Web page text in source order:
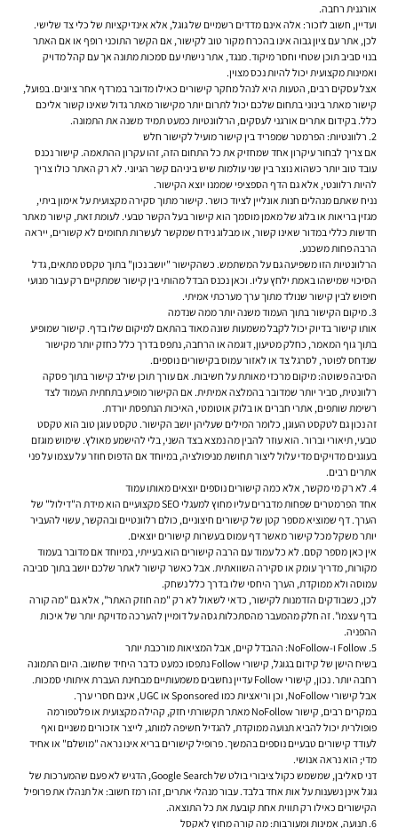
אורגנית רחבה.
ועדיין, חשוב לזכור: אלה אינם מדדים רשמיים של גוגל, אלא אינדיקציות של כלי צד שלישי.
לכן, אתר עם ציון גבוה אינו בהכרח מקור טוב לקישור, אם הקשר התוכני רופף או אם האתר
בנוי סביב תוכן שטחי וחסר מיקוד. מנגד, אתר נישתי עם סמכות מתונה אך עם קהל מדויק
ואמינות מקצועית יכול להיות נכס מצוין.
אצל עסקים רבים, הטעות היא לנהל מחקר קישורים כאילו מדובר במרדף אחר ציונים. בפועל,
קישור מאתר בינוני בתחום שלכם יכול לתרום יותר מקישור מאתר גדול שאינו קשור אליכם
כלל. בקידום אתרים אורגני לעסקים, הרלוונטיות כמעט תמיד משנה את התמונה.
2. רלוונטיות: הפרמטר שמפריד בין קישור מועיל לקישור חלש
אם צריך לבחור עיקרון אחד שמחזיק את כל התחום הזה, זהו עקרון ההתאמה. קישור נכנס
עובד טוב יותר כשהוא נוצר בין שני עולמות שיש ביניהם קשר הגיוני. לא רק האתר כולו צריך
להיות רלוונטי, אלא גם הדף הספציפי שממנו יוצא הקישור.
נניח שאתם מנהלים חנות אונליין לציוד כושר. קישור מתוך סקירה מקצועית על אימון ביתי,
מגזין בריאות או בלוג של מאמן מוסמך הוא קישור בעל הקשר טבעי. לעומת זאת, קישור מאתר
חדשות כללי במדור שאינו קשור, או מבלוג נידח שמקשר לעשרות תחומים לא קשורים, ייראה
הרבה פחות משכנע.
הרלוונטיות הזו משפיעה גם על המשתמש. כשהקישור "יושב נכון" בתוך טקסט מתאים, גדל
הסיכוי שמישהו באמת ילחץ עליו. וכאן נכנס הבדל מהותי בין קישור שמתקיים רק עבור מנועי
חיפוש לבין קישור שנולד מתוך ערך מערכתי אמיתי.
3. מיקום הקישור בתוך העמוד משנה יותר ממה שנדמה
אותו קישור בדיוק יכול לקבל משמעות שונה מאוד בהתאם למיקום שלו בדף. קישור שמופיע
בתוך גוף המאמר, כחלק מטיעון, דוגמה או הרחבה, נתפס בדרך כלל כחזק יותר מקישור
שנדחס לפוטר, לסרגל צד או לאזור עמוס בקישורים נוספים.
הסיבה פשוטה: מיקום מרכזי מאותת על חשיבות. אם עורך תוכן שילב קישור בתוך פסקה
רלוונטית, סביר יותר שמדובר בהמלצה אמיתית. אם הקישור מופיע בתחתית העמוד לצד
רשימת שותפים, אתרי חברים או בלוק אוטומטי, האיכות הנתפסת יורדת.
זה נכון גם לטקסט העוגן, כלומר המילים שעליהן יושב הקישור. טקסט עוגן טוב הוא טקסט
טבעי, תיאורי וברור. הוא עוזר להבין מה נמצא בצד השני, בלי להישמע מאולץ. שימוש מוגזם
בעוגנים מדויקים מדי עלול ליצור תחושת מניפולציה, במיוחד אם הדפוס חוזר על עצמו על פני
אתרים רבים.
4. לא רק מי מקשר, אלא כמה קישורים נוספים יוצאים מאותו עמוד
אחד הפרמטרים שפחות מדברים עליו מחוץ למעגלי SEO מקצועיים הוא מידת ה"דילול" של
הערך. דף שמוציא מספר קטן של קישורים חיצוניים, כולם רלוונטיים ובהקשר, עשוי להעביר
יותר משקל מכל קישור מאשר דף עמוס בעשרות קישורים יוצאים.
אין כאן מספר קסם. לא כל עמוד עם הרבה קישורים הוא בעייתי, במיוחד אם מדובר בעמוד
מקורות, מדריך עומק או סקירה השוואתית. אבל כאשר קישור לאתר שלכם יושב בתוך סביבה
עמוסה ולא ממוקדת, הערך היחסי שלו בדרך כלל נשחק.
לכן, כשבודקים הזדמנות לקישור, כדאי לשאול לא רק "מה חוזק האתר", אלא גם "מה קורה
בדף עצמו". זה חלק מהמעבר מהסתכלות גסה על דומיין להערכה מדויקת יותר של איכות
ההפניה.
5. Follow ו-NoFollow: ההבדל קיים, אבל המציאות מורכבת יותר
בשיח הישן של קידום בגוגל, קישורי Follow נתפסו כמעט כדבר היחיד שחשוב. היום התמונה
רחבה יותר. נכון, קישורי Follow עדיין נחשבים משמעותיים מבחינת העברת איתותי סמכות.
אבל קישורי NoFollow, וכן וריאציות כמו Sponsored או UGC, אינם חסרי ערך.
במקרים רבים, קישור NoFollow מאתר תקשורתי חזק, קהילה מקצועית או פלטפורמה
פופולרית יכול להביא תנועה ממוקדת, להגדיל חשיפה למותג, לייצר אזכורים משניים ואף
לעודד קישורים טבעיים נוספים בהמשך. פרופיל קישורים בריא אינו נראה "מושלם" או אחיד
מדי; הוא נראה אנושי.
דני סאליבן, שמשמש כקול ציבורי בולט של Google Search, הדגיש לא פעם שהמערכות של
גוגל אינן נשענות על אות אחד בלבד. עבור מנהלי אתרים, זהו רמז חשוב: אל תנהלו את פרופיל
הקישורים כאילו רק תווית אחת קובעת את כל התוצאה.
6. תנועה, אמינות ומעורבות: מה קורה מחוץ לאקסל